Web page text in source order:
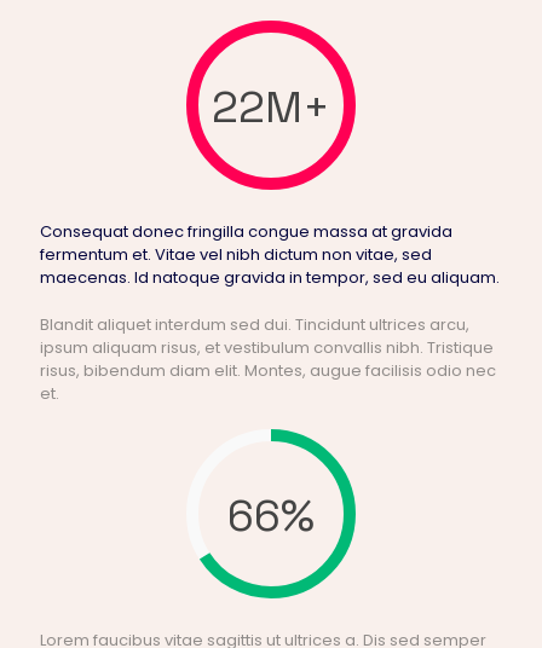
22M+
Consequat donec fringilla congue massa at gravida
fermentum et. Vitae vel nibh dictum non vitae, sed
maecenas. Id natoque gravida in tempor, sed eu aliquam.
Blandit aliquet interdum sed dui. Tincidunt ultrices arcu,
ipsum aliquam risus, et vestibulum convallis nibh. Tristique
risus, bibendum diam elit. Montes, augue facilisis odio nec
et.
66%
Lorem faucibus vitae sagittis ut ultrices a. Dis sed semper